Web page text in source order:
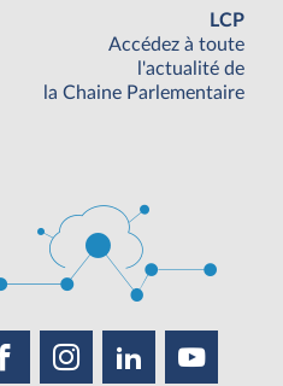
LCP
Accédez à toute
l'actualité de
la Chaine Parlementaire